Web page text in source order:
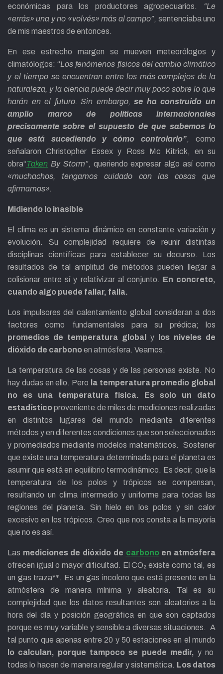
económicas para los productores agropecuarios. “Le
«errás» una y no «volvés» más al campo”, sentenciaba uno
de mis maestros de entonces.
En ese estrecho margen se mueven meteorólogos y
climatólogos: “Los fenómenos físicos del cambio climático
y el tiempo se encuentran entre los más complejos de la
naturaleza, y la ciencia puede decir muy poco sobre lo que
harán en el futuro. Sin embargo,se ha construido un
amplio marco de políticas internacionales
precisamente sobre el supuesto de que sabemos lo
que está sucediendo y cómo controlarlo”, como
señalaron Christopher Essex y Ross Mc Kitrick, en su
obra“Taken By Storm”, queriendo expresar algo así como
«muchachos, tengamos cuidado con las cosas que
afirmamos».
Midiendo lo inasible
El clima es un sistema dinámico en constante variación y
evolución. Su complejidad requiere de reunir distintas
disciplinas científicas para establecer su decurso. Los
resultados de tal amplitud de métodos pueden llegar a
colisionar entre sí y relativizar al conjunto. En concreto,
cuando algo puede fallar, falla.
Los impulsores del calentamiento global consideran a dos
factores como fundamentales para su prédica; los
promedios de temperatura global
y los niveles de
dióxido de carbonoen atmósfera. Veamos.
La temperatura de las cosas y de las personas existe. No
hay dudas en ello. Pero la temperatura promedio global
no es una temperatura física. Es solo un dato
estadísticoproveniente de miles de mediciones realizadas
en distintos lugares del mundo mediante diferentes
métodos y en diferentes condiciones que son seleccionados
y promediados mediante modelos matemáticos. Sostener
que existe una temperatura determinada para el planeta es
asumir que está en equilibrio termodinámico. Es decir, que la
temperatura de los polos y trópicos se compensan,
resultando un clima intermedio y uniforme para todas las
regiones del planeta. Sin hielo en los polos y sin calor
excesivo en los trópicos. Creo que nos consta a la mayoría
que no es así.
Las mediciones de dióxido de carbonoen atmósfera
ofrecen igual o mayor dificultad. El CO₂ existe como tal, es
un gas traza**. Es un gas incoloro que está presente en la
atmósfera de manera mínima y aleatoria. Tal es su
complejidad que los datos resultantes son aleatorios a la
hora del día y posición geográfica en que son captados
porque es muy variable y sensible a diversas situaciones. A
tal punto que apenas entre 20 y 50 estaciones en el mundo
lo calculan, porque tampoco se puede medir, y no
todas lo hacen de manera regular y sistemática. Los datos